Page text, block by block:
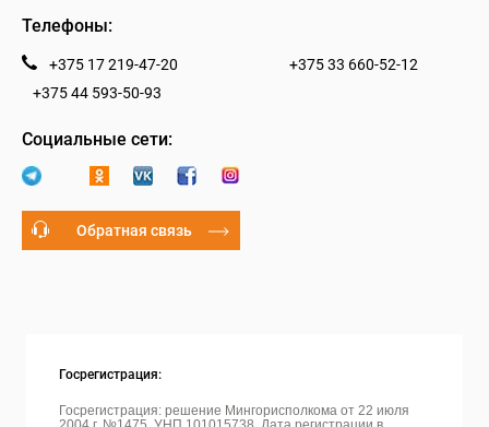
Телефоны:
+375 17 219-47-20
+375 33 660-52-12
+375 44 593-50-93
Социальные сети:
Обратная связь
Госрегистрация:
Госрегистрация: решение Мингорисполкома от 22 июля